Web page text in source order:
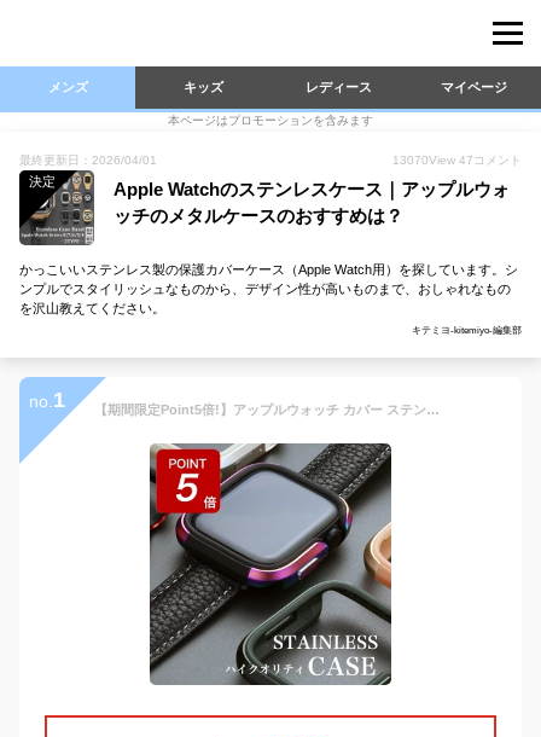
メンズ キッズ レディース マイページ
本ページはプロモーションを含みます
最終更新日：2026/04/01 13070View 47 コメント
決定
Apple Watchのステンレスケース｜アップルウォ
ッチのメタルケースのおすすめは？
かっこいいステンレス製の保護カバーケース（Apple Watch用）を探しています。シ
ンプルでスタイリッシュなものから、デザイン性が高いものまで、おしゃれなもの
を沢山教えてください。
キテミヨ-kitemiyo-編集部
no. 1 【期間限定Point5倍!】アップルウォッチ カバー ステンレス バンパー 高品質 ケース 高級感 保護ケース アップルウォッチカバー アップルウォッチケース AppleWatch Series 11 10 9 8 7 6 5 SE 40mm 41mm 44mm 45mm アップル ウォッチ おしゃれ【レビュー特典】